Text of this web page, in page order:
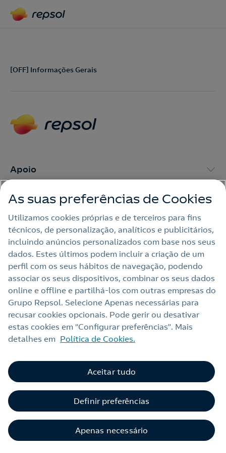
Contacte-nos para novas contratações
o
Nós ligamos!
Acepto la política de protección de datos.
Contacte-nos
[OFF] Informações Gerais
Apoio
Contactos
Nota legal
Política de privacidade
Política de cookies
Alerta de fraude
Contacto
Livro de Reclamações Online
As suas preferências de Cookies
Utilizamos cookies próprias e de terceiros para fins
técnicos, de personalização, analíticos e publicitários,
incluindo anúncios personalizados com base nos seus
dados. Estes últimos podem incluir a criação de um
perfil com os seus hábitos de navegação, podendo
associar os seus dispositivos, combinar os seus dados
online e offline e partilhá‑los com outras empresas do
Grupo Repsol. Selecione Apenas necessárias para
recusar cookies opcionais. Pode gerir ou desativar
estas cookies em “Configurar preferências”. Mais
detalhes em Política de Cookies.
Definir preferências
Apenas necessário
Aceitar tudo